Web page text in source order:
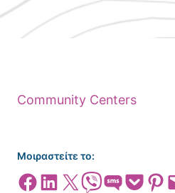
Community Centers
Μοιραστείτε το:
Share on Facebook
Share on LinkedIn
Share on X Share on ViberShare on SMSShare onShare